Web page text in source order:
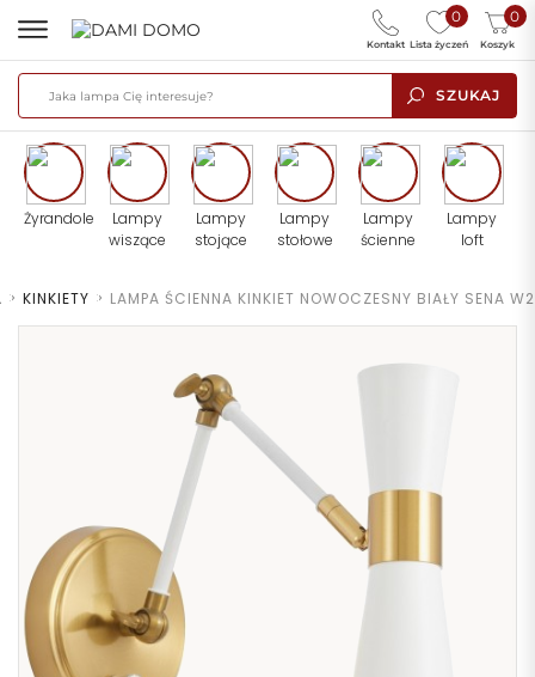
SZUKAJ
0
Lista życzeń
0
Koszyk
Kontakt
Żyrandole
Lampy
wiszące
Lampy
stojące
Lampy
stołowe
Lampy
ścienne
Lampy
loft
> KINKIETY > LAMPA ŚCIENNA KINKIET NOWOCZESNY BIAŁY SENA W2